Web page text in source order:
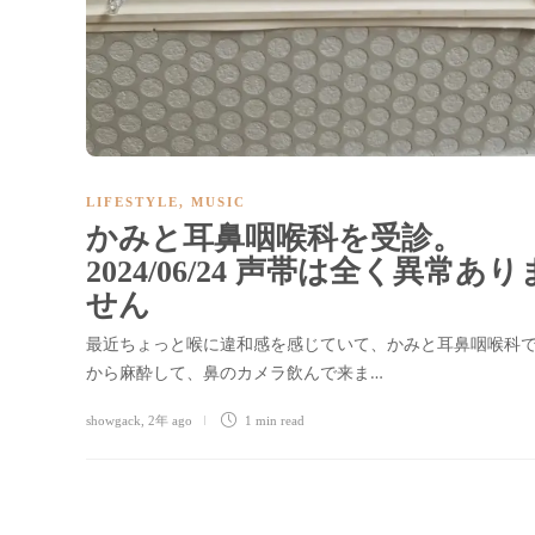
LIFESTYLE, MUSIC
かみと耳鼻咽喉科を受診。
2024/06/24 声帯は全く異常あり
せん
最近ちょっと喉に違和感を感じていて、かみと耳鼻咽喉科
から麻酔して、鼻のカメラ飲んで来ま…
showgack, 2年 ago 1 min read